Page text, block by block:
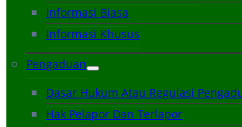
Informasi Biasa
Informasi Khusus
Pengaduan
Dasar Hukum Atau Regulasi
Hak Pelapor Dan Terlapor